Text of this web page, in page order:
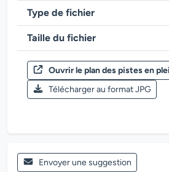
Saison de ski 2005-2006
Zillertal Arena
Type de fichier
Taille du fichier
Ouvrir le plan des pistes en
Télécharger au format JPG
Envoyer une suggestion